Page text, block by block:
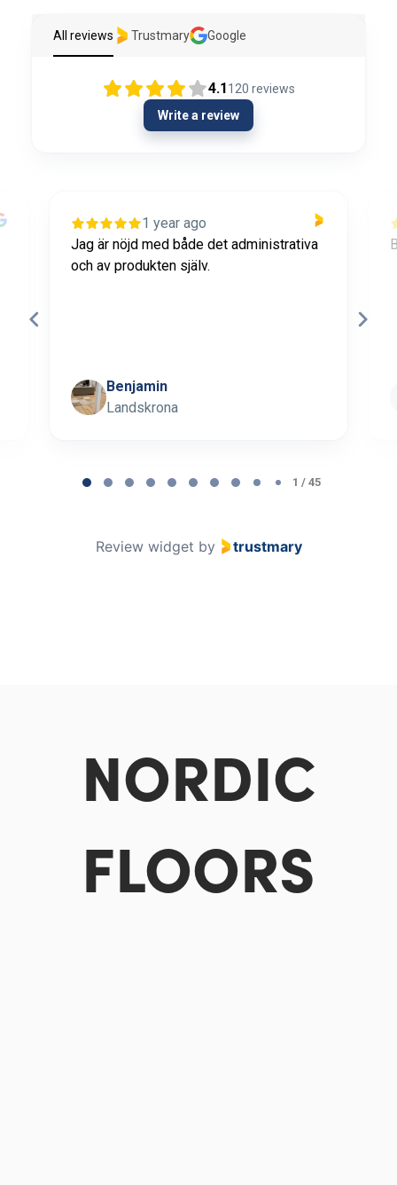
All reviews Trustmary Google
4.1120 reviews
Write a review
1 year ago
Jag är nöjd med både det administrativa
och av produkten själv.
Benjamin
Landskrona
1 / 45
Review widget by trustmary
NORDIC
FLOORS